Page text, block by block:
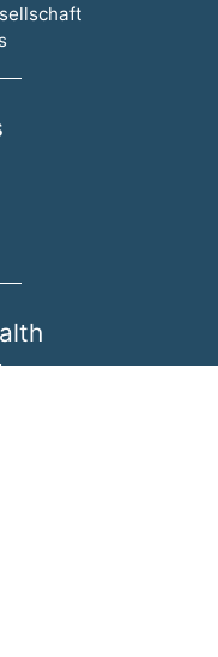
überspringen
überspringen